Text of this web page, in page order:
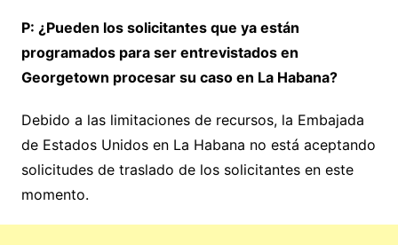
P: ¿Pueden los solicitantes que ya están
programados para ser entrevistados en
Georgetown procesar su caso en La Habana?
Debido a las limitaciones de recursos, la Embajada
de Estados Unidos en La Habana no está aceptando
solicitudes de traslado de los solicitantes en este
momento.